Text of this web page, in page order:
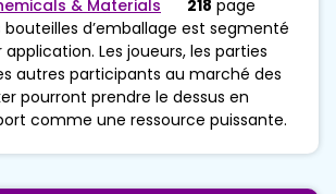
& Materials 218 page
d’emballage est segmenté
Les joueurs, les parties
autres participants au marché des
pourront prendre le dessus en
comme une ressource puissante.